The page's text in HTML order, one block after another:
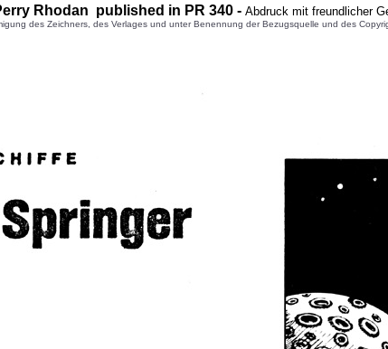
Rhodan published in PR 340 - Abdruck mit freundlicher
des Zeichners, des Verlages und unter Benennung der Bezugsquelle und des